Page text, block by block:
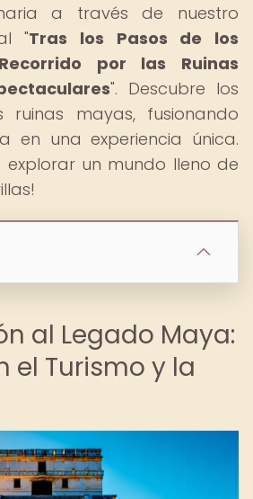
a través de nuestro
"Tras los Pasos de los
por las Ruinas
". Descubre los
ruinas mayas, fusionando
en una experiencia única.
explorar un mundo lleno de
al Legado Maya:
el Turismo y la